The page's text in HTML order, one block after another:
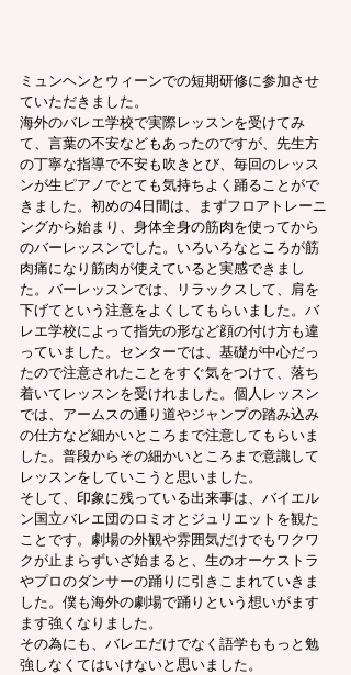
ミュンヘンとウィーンでの短期研修に参加させ
ていただきました。
海外のバレエ学校で実際レッスンを受けてみ
て、言葉の不安などもあったのですが、先生方
の丁寧な指導で不安も吹きとび、毎回のレッス
ンが生ピアノでとても気持ちよく踊ることがで
きました。初めの4日間は、まずフロアトレーニ
ングから始まり、身体全身の筋肉を使ってから
のバーレッスンでした。いろいろなところが筋
肉痛になり筋肉が使えていると実感できまし
た。バーレッスンでは、リラックスして、肩を
下げてという注意をよくしてもらいました。バ
レエ学校によって指先の形など顔の付け方も違
っていました。センターでは、基礎が中心だっ
たので注意されたことをすぐ気をつけて、落ち
着いてレッスンを受けれました。個人レッスン
では、アームスの通り道やジャンプの踏み込み
の仕方など細かいところまで注意してもらいま
した。普段からその細かいところまで意識して
レッスンをしていこうと思いました。
そして、印象に残っている出来事は、バイエル
ン国立バレエ団のロミオとジュリエットを観た
ことです。劇場の外観や雰囲気だけでもワクワ
クが止まらずいざ始まると、生のオーケストラ
やプロのダンサーの踊りに引きこまれていきま
した。僕も海外の劇場で踊りという想いがます
ます強くなりました。
その為にも、バレエだけでなく語学ももっと勉
強しなくてはいけないと思いました。